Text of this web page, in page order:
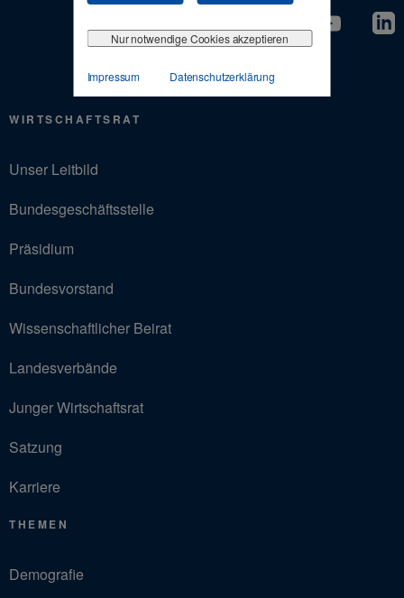
Nur notwendige Cookies akzeptieren
Impressum Datenschutzerklärung
WIRTSCHAFTSRAT
Unser Leitbild
Bundesgeschäftsstelle
Präsidium
Bundesvorstand
Wissenschaftlicher Beirat
Landesverbände
Junger Wirtschaftsrat
Satzung
Karriere
THEMEN
Demografie